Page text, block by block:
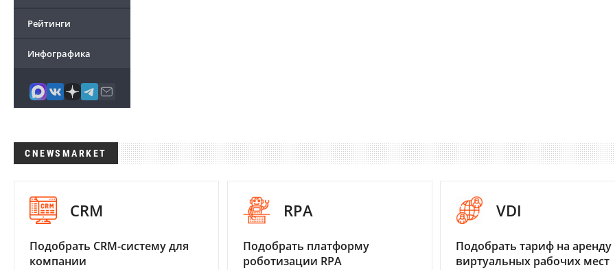
Рейтинги
Инфографика
CNEWSMARKET
CRM
Подобрать CRM-систему для
компании
RPA
Подобрать платформу
роботизации RPA
VDI
Подобрать тариф на аренду
виртуальных рабочих мест